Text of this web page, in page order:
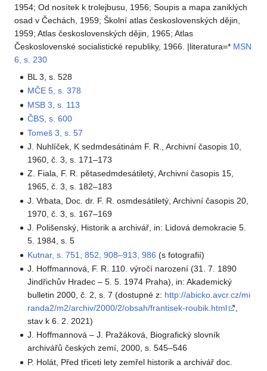
1954; Od nosítek k trolejbusu, 1956; Soupis a mapa zaniklých
osad v Čechách, 1959; Školní atlas československých dějin,
1959; Atlas československých dějin, 1965; Atlas
Československé socialistické republiky, 1966. |literatura=* MSN
6, s. 230
BL 3, s. 528
MČE 5, s. 378
MSB 3, s. 113
ČBS, s. 600
Tomeš 3, s. 57
J. Nuhlíček, K sedmdesátinám F. R., Archivní časopis 10,
1960, č. 3, s. 171–173
Z. Fiala, F. R. pětasedmdesátiletý, Archivní časopis 15,
1965, č. 3, s. 182–183
J. Vrbata, Doc. dr. F. R. osmdesátiletý, Archivní časopis 20,
1970, č. 3, s. 167–169
J. Polišenský, Historik a archivář, in: Lidová demokracie 5.
5. 1984, s. 5
Kutnar, s. 751, 852, 908–913, 986 (s fotografií)
J. Hoffmannová, F. R. 110. výročí narození (31. 7. 1890
Jindřichův Hradec – 5. 5. 1974 Praha), in: Akademický
bulletin 2000, č. 2, s. 7 (dostupné z: http://abicko.avcr.cz/mi
randa2/m2/archiv/2000/2/obsah/frantisek-roubik.html
stav k 6. 2. 2021)
J. Hoffmannová – J. Pražáková, Biografický slovník
archivářů českých zemí, 2000, s. 545–546
P. Holát, Před třiceti lety zemřel historik a archivář doc.